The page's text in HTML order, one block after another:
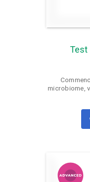
Test
microbiome,